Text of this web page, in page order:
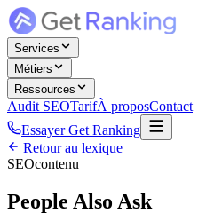
Services
Métiers
Ressources
Audit SEOTarifÀ proposContact
Essayer Get Ranking
Retour au lexique
SEOcontenu
People Also Ask